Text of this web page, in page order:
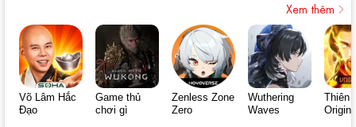
Xem thêm
Võ Lâm Hắc
Đạo
Game thủ
chơi gì
Zenless Zone
Zero
Wuthering
Waves
Thiên
Origin